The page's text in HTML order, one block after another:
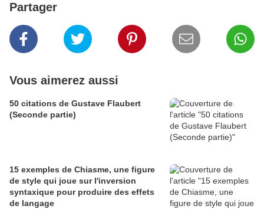
Partager
Vous aimerez aussi
50 citations de Gustave Flaubert
(Seconde partie)
15 exemples de Chiasme, une figure
de style qui joue sur l'inversion
syntaxique pour produire des effets
de langage